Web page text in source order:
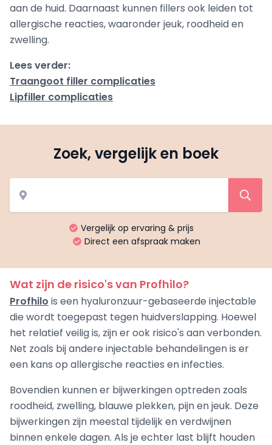
aan de huid. Daarnaast kunnen fillers ook leiden tot
allergische reacties, waaronder jeuk, roodheid en
zwelling.
Lees verder:
Traangoot filler complicaties
Lipfiller complicaties
Zoek, vergelijk en boek
Vergelijk op ervaring & prijs
Direct een afspraak maken
Wat zijn de risico's van Profhilo?
Profhilo is een hyaluronzuur-gebaseerde injectable
die wordt toegepast tegen huidverslapping. Hoewel
het relatief veilig is, zijn er ook risico's aan verbonden.
Net zoals bij andere injectable behandelingen is er
een kans op allergische reacties en infecties.
Bovendien kunnen er bijwerkingen optreden zoals
roodheid, zwelling, blauwe plekken, pijn en jeuk. Deze
bijwerkingen zijn meestal tijdelijk en verdwijnen
binnen enkele dagen. Als je echter last blijft houden